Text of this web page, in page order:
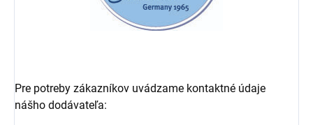
Pre potreby zákazníkov uvádzame kontaktné údaje
nášho dodávateľa: